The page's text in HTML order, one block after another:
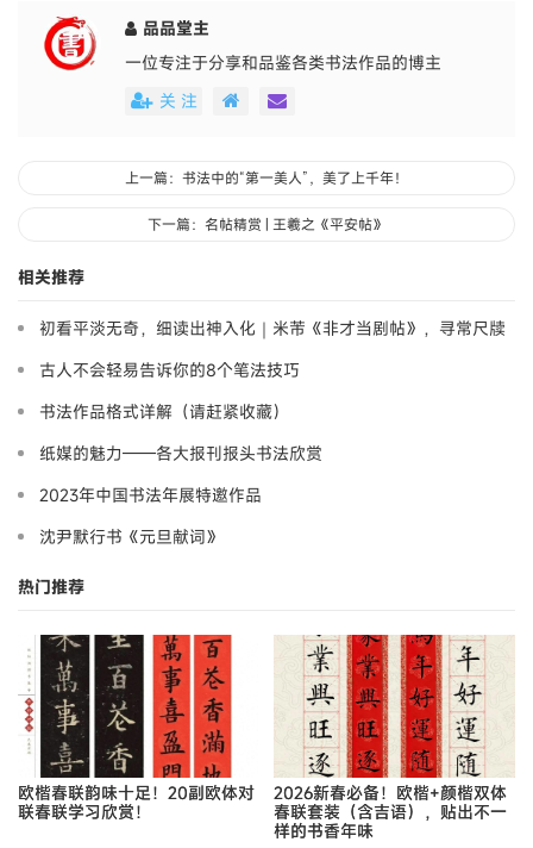
品品堂主
一位专注于分享和品鉴各类书法作品的博主
关 注
上一篇：书法中的“第一美人”，美了上千年！
下一篇：名帖精赏 | 王羲之《平安帖》
相关推荐
初看平淡无奇，细读出神入化｜米芾《非才当剧帖》，寻常尺牍
藏大道
古人不会轻易告诉你的8个笔法技巧
书法作品格式详解（请赶紧收藏）
纸媒的魅力——各大报刊报头书法欣赏
2023年中国书法年展特邀作品
沈尹默行书《元旦献词》
热门推荐
欧楷春联韵味十足！20副欧体对
联春联学习欣赏！
2026新春必备！欧楷+颜楷双体
春联套装（含吉语），贴出不一
样的书香年味